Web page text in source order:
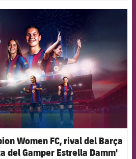
FCB Barcelona badge
Women FC, rival del Barça
del Gamper Estrella Damm'